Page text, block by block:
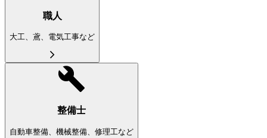
職人
大工、鳶、電気工事など
整備士
自動車整備、機械整備、修理工など